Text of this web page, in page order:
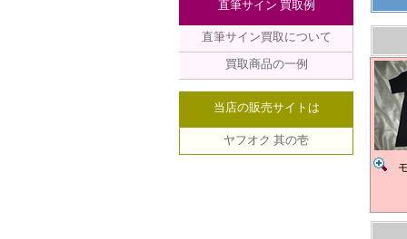
直筆サイン 買取例
直筆サイン買取について
買取商品の一例
当店の販売サイトは
ヤフオク 其の壱
モ